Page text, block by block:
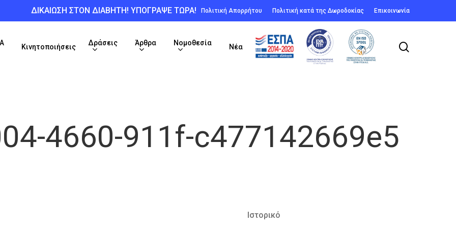
ΔΙΚΑΙΩΣΗ ΣΤΟΝ ΔΙΑΒΗΤΗ! ΥΠΟΓΡΑΨΕ ΤΩΡΑ! Πολιτική Απορρήτου Πολιτική κατά της Δωροδοκίας Επικοινωνία
Κινητοποιήσεις
Δράσεις Άρθρα Νομοθεσία
Νέα
4660-911f-c477142669e5
Ιστορικό